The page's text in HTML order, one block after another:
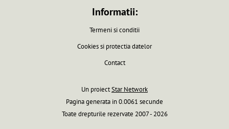
Informatii:
Termeni si conditii
Cookies si protectia datelor
Contact
Un proiectStar Network
Pagina generata in 0.0061 secunde
Toate drepturile rezervate 2007 - 2026